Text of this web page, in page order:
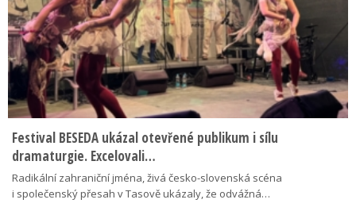
Festival BESEDA ukázal otevřené publikum i sílu
dramaturgie. Excelovali…
Radikální zahraniční jména, živá česko-slovenská scéna
i společenský přesah v Tasově ukázaly, že odvážná…